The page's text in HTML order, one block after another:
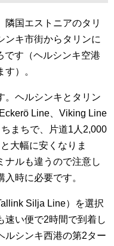
隣国エストニアのタリ
ンキ市街からタリンに
です（ヘルシンキ空港
）。
。ヘルシンキとタリン
Line、Viking Line
まちで、片道1人2,000
大幅に安くなりま
ナルも違うので注意し
時に必要です。
Silja Line）を選択
速い便で2時間で到着し
ルシンキ西港の第2ター